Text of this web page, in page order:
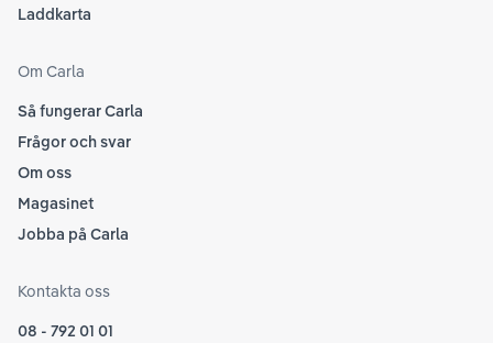
Laddkarta
Om Carla
Så fungerar Carla
Frågor och svar
Om oss
Magasinet
Jobba på Carla
Kontakta oss
08 - 792 01 01